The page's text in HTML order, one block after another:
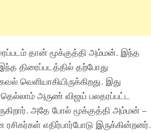
தான் மூக்குத்தி அம்மன். இந்த
திரைப்படத்தில் தற்போது
வெளியாகியிருக்கிறது. இது
அருண் விஜய் பலதரப்பட்ட
அதே போல் மூக்குத்தி அம்மன் –
எதிர்பார்போடு இருக்கின்றனர்.